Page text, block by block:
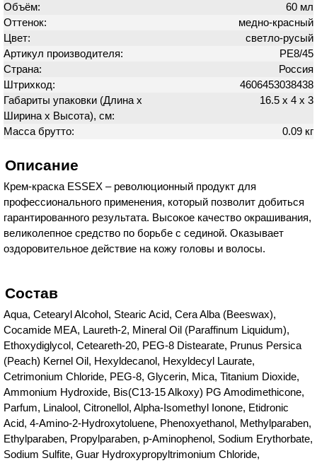
Объём:
60 мл
Оттенок:
медно-красный
Цвет:
светло-русый
Артикул производителя:
PE8/45
Страна:
Россия
Штрихкод:
4606453038438
Габариты упаковки (Длина х
Ширина х Высота), см:
16.5 х 4 х 3
Масса брутто: 0.09 кг
Описание
Крем-краска ESSEX – революционный продукт для
профессионального применения, который позволит добиться
гарантированного результата. Высокое качество окрашивания,
великолепное средство по борьбе с сединой. Оказывает
оздоровительное действие на кожу головы и волосы.
Состав
Aqua, Cetearyl Alcohol, Stearic Acid, Cera Alba (Beeswax),
Cocamide MEA, Laureth-2, Mineral Oil (Paraffinum Liquidum),
Ethoxydiglycol, Ceteareth-20, PEG-8 Distearate, Prunus Persica
(Peach) Kernel Oil, Hexyldecanol, Hexyldecyl Laurate,
Cetrimonium Chloride, PEG-8, Glycerin, Mica, Titanium Dioxide,
Ammonium Hydroxide, Bis(C13-15 Alkoxy) PG Amodimethicone,
Parfum, Linalool, Citronellol, Alpha-Isomethyl Ionone, Etidronic
Acid, 4-Amino-2-Hydroxytoluene, Phenoxyethanol, Methylparaben,
Ethylparaben, Propylparaben, p-Aminophenol, Sodium Erythorbate,
Sodium Sulfite, Guar Hydroxypropyltrimonium Chloride,